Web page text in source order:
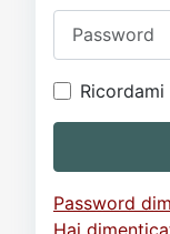
Ricordami
Password